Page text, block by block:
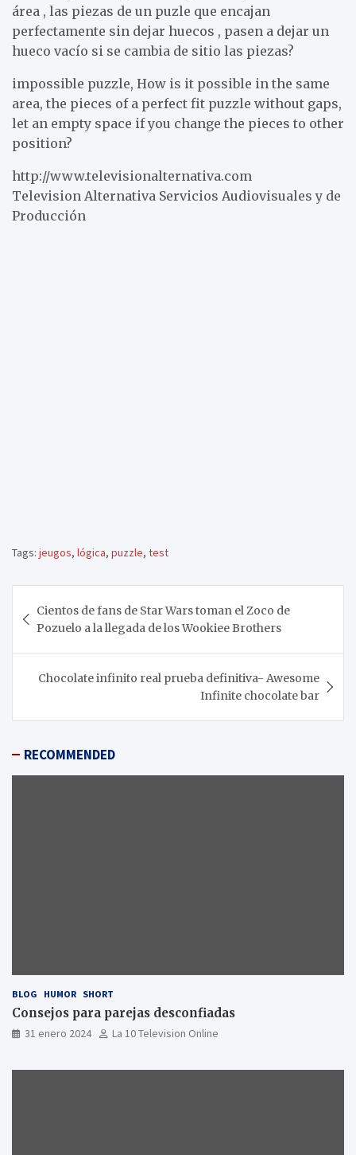
área , las piezas de un puzle que encajan
perfectamente sin dejar huecos , pasen a dejar un
hueco vacío si se cambia de sitio las piezas?
impossible puzzle, How is it possible in the same
area, the pieces of a perfect fit puzzle without gaps,
let an empty space if you change the pieces to other
position?
http://www.televisionalternativa.com
Television Alternativa Servicios Audiovisuales y de
Producción
Tags: jeugos, lógica, puzzle, test
de
entradas
Cientos de fans de Star Wars toman el Zoco de
Pozuelo a la llegada de los Wookiee Brothers
Chocolate infinito real prueba definitiva- Awesome
Infinite chocolate bar
RECOMMENDED
BLOG HUMOR SHORT
Consejos para parejas desconfiadas
31 enero 2024 La 10 Television Online